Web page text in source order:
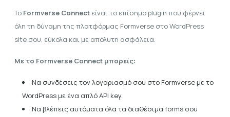
Το Formverse Connect είναι το επίσημο plugin που φέρνει
όλη τη δύναμη της πλατφόρμας Formverse στο WordPress
site σου, εύκολα και με απόλυτη ασφάλεια.
Με το Formverse Connect μπορείς:
Να συνδέσεις τον λογαριασμό σου στο Formverse με το
WordPress με ένα απλό API key.
Να βλέπεις αυτόματα όλα τα διαθέσιμα forms σου